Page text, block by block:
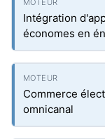
Intégration
économes en
Commerce
omnicanal